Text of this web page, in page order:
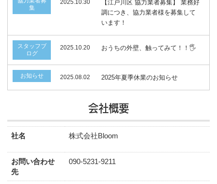
集
2025.10.30
【江戸川区 協力業者募集】 業務好
調につき、協力業者様を募集して
います！
スタッフブ
ログ
2025.10.20 おうちの外壁、触ってみて！！🖐️
お知らせ 2025.08.02 2025年夏季休業のお知らせ
会社概要
社名 株式会社Bloom
お問い合わせ
先
090-5231-9211